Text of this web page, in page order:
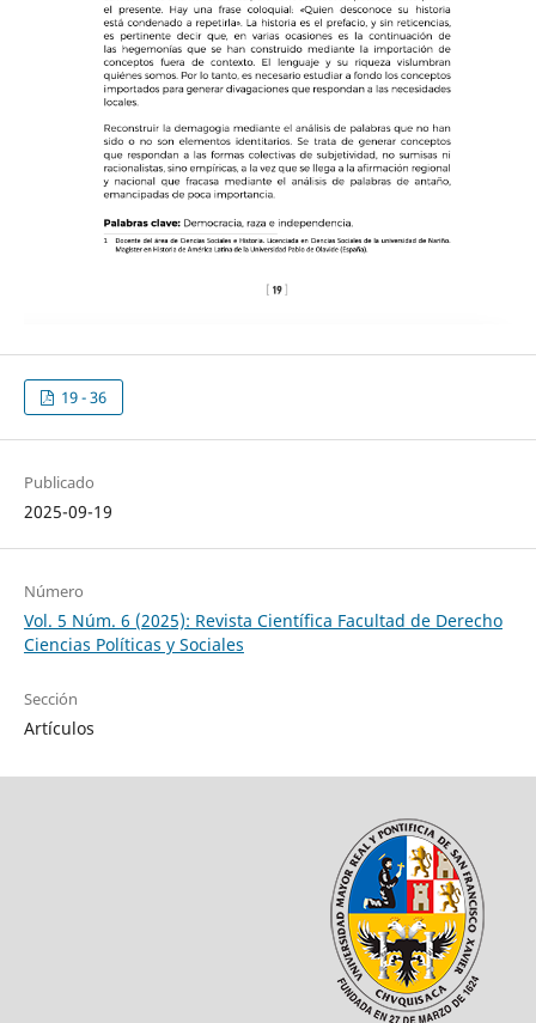
19 - 36
Publicado
2025-09-19
Número
Vol. 5 Núm. 6 (2025): Revista Científica Facultad de Derecho
Ciencias Políticas y Sociales
Sección
Artículos